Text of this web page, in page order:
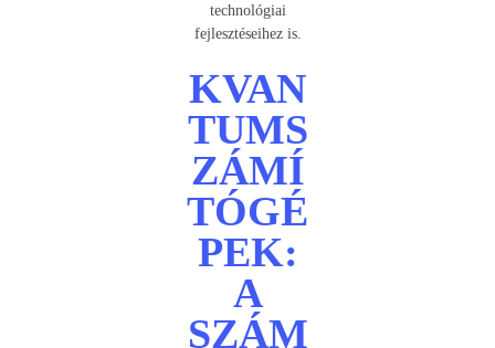
technológiai
fejlesztéseihez is.
KVAN
TUMS
ZÁMÍ
TÓGÉ
PEK:
A
SZÁM